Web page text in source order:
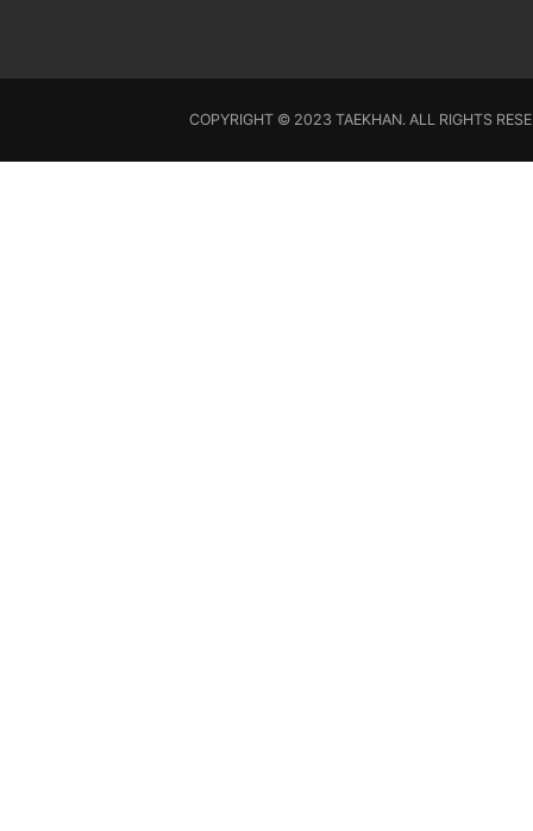
COPYRIGHT © 2023 TAEKHAN. ALL RIGHTS